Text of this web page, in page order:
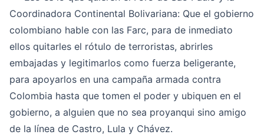
Coordinadora Continental Bolivariana: Que el gobierno
colombiano hable con las Farc, para de inmediato
ellos quitarles el rótulo de terroristas, abrirles
embajadas y legitimarlos como fuerza beligerante,
para apoyarlos en una campaña armada contra
Colombia hasta que tomen el poder y ubiquen en el
gobierno, a alguien que no sea proyanqui sino amigo
de la línea de Castro, Lula y Chávez.